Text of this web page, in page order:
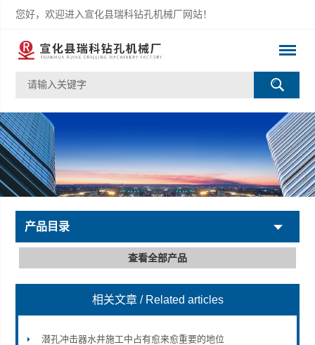
您好，欢迎进入宣化县瑞科钻孔机械厂网站！
产品目录
查看全部产品
相关文章 / Related articles
潜孔冲击器水井施工中占有愈来愈重要的地位